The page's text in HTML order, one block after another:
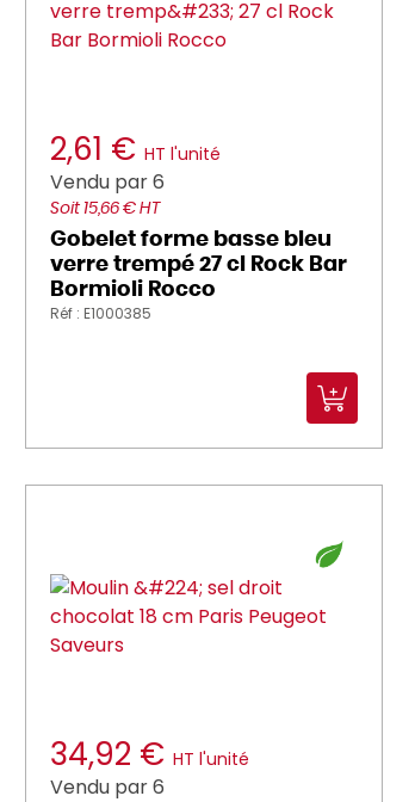
2,61 € HT l'unité
Vendu par 6
Soit 15,66 € HT
Gobelet forme basse bleu
verre trempé 27 cl Rock Bar
Bormioli Rocco
Réf : E1000385
34,92 € HT l'unité
Vendu par 6